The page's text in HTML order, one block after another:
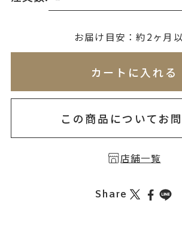
(刻印について)※必ず選
お届け目安：約2ヶ月
カートに入れる
この商品についてお
店舗一覧
Share